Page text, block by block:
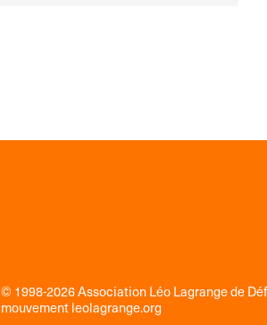
© 1998-2026 Association Léo Lagrange de
mouvement leolagrange.org